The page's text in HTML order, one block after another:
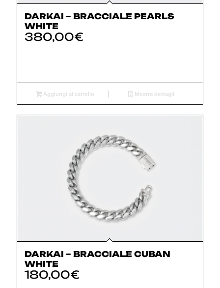
DARKAI – BRACCIALE PEARLS
WHITE
380,00€
Aggiungi al carrello Mostra dettagli
DARKAI – BRACCIALE CUBAN
WHITE
180,00€